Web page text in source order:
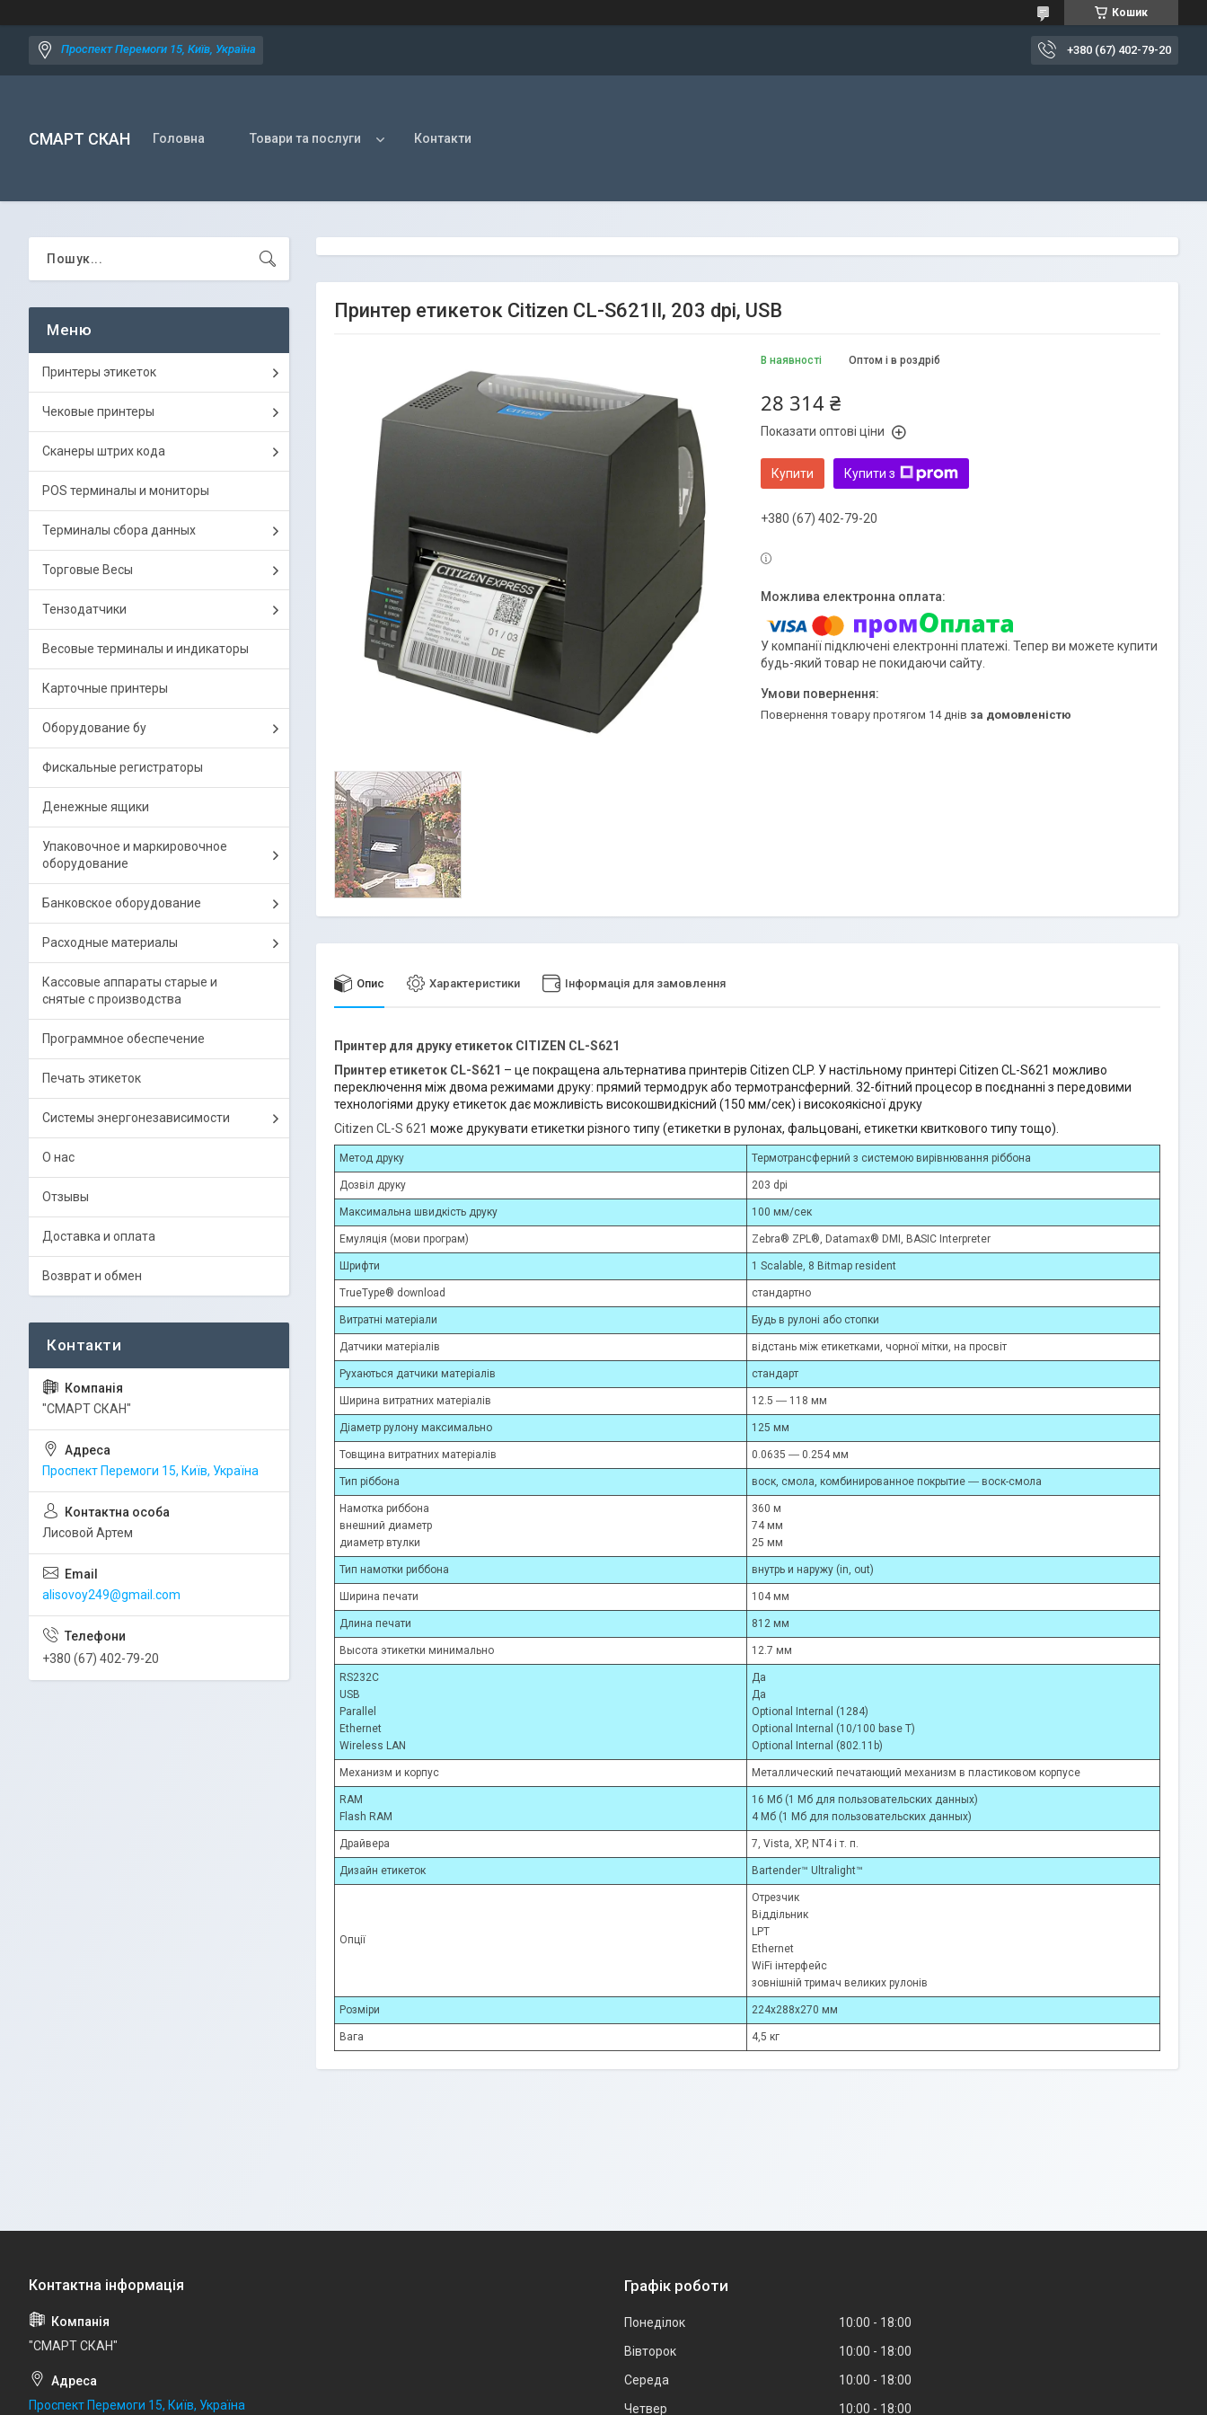
Кошик
Проспект Перемоги 15, Київ, Україна +380 (67) 402-79-20
СМАРТ СКАН Головна Товари та послуги Контакти
Принтер етикеток Citizen CL-S621II, 203 dpi, USB
В наявності Оптом і в роздріб
28 314 ₴
Показати оптові ціни
Купити Купити з
+380 (67) 402-79-20
У компанії підключені електронні платежі. Тепер ви можете купити
будь-який товар не покидаючи сайту.
повернення товару протягом 14 днів за домовленістю
Опис Характеристики Інформація для замовлення
Принтер для друку етикеток CITIZEN CL-S621
Принтер етикеток CL-S621 – це покращена альтернатива принтерів Citizen CLP. У настільному принтері Citizen CL-S621 можливо
переключення між двома режимами друку: прямий термодрук або термотрансферний. 32-бітний процесор в поєднанні з передовими
технологіями друку етикеток дає можливість високошвидкісний (150 мм/сек) і високоякісної друку
Citizen CL-S 621 може друкувати етикетки різного типу (етикетки в рулонах, фальцовані, етикетки квиткового типу тощо).
Метод друку Термотрансферний з системою вирівнювання ріббона
Дозвіл друку 203 dpi
Максимальна швидкість друку 100 мм/сек
Емуляція (мови програм) Zebra® ZPL®, Datamax® DMI, BASIC Interpreter
Шрифти 1 Scalable, 8 Bitmap resident
TrueType® download стандартно
Витратні матеріали Будь в рулоні або стопки
Датчики матеріалів відстань між етикетками, чорної мітки, на просвіт
Рухаються датчики матеріалів стандарт
Ширина витратних матеріалів 12.5 ― 118 мм
Діаметр рулону максимально 125 мм
Товщина витратних матеріалів 0.0635 ― 0.254 мм
Тип ріббона воск, смола, комбинированное покрытие ― воск-смола
Намотка риббона
внешний диаметр
диаметр втулки
360 м
74 мм
25 мм
Тип намотки риббона внутрь и наружу (in, out)
Ширина печати 104 мм
Длина печати 812 мм
Высота этикетки минимально 12.7 мм
RS232C
USB
Parallel
Ethernet
Wireless LAN
Да
Да
Optional Internal (1284)
Optional Internal (10/100 base T)
Optional Internal (802.11b)
Механизм и корпус Металлический печатающий механизм в пластиковом корпусе
RAM
Flash RAM
16 Мб (1 Mб для пользовательских данных)
4 Мб (1 Mб для пользовательских данных)
Драйвера 7, Vista, XP, NT4 і т. п.
Дизайн етикеток Bartender™ Ultralight™
Опції
Отрезчик
Віддільник
LPT
Ethernet
WiFi інтерфейс
зовнішній тримач великих рулонів
Розміри 224x288x270 мм
Вага 4,5 кг
Принтеры этикеток
Чековые принтеры
Сканеры штрих кода
POS терминалы и мониторы
Терминалы сбора данных
Торговые Весы
Тензодатчики
Весовые терминалы и индикаторы
Карточные принтеры
Оборудование бу
Фискальные регистраторы
Денежные ящики
Упаковочное и маркировочное
оборудование
Банковское оборудование
Расходные материалы
Кассовые аппараты старые и
снятые с производства
Программное обеспечение
Печать этикеток
Системы энергонезависимости
О нас
Отзывы
Доставка и оплата
Возврат и обмен
"СМАРТ СКАН"
Проспект Перемоги 15, Київ, Україна
Лисовой Артем
alisovoy249@gmail.com
+380 (67) 402-79-20
"СМАРТ СКАН"
Проспект Перемоги 15, Київ, Україна
Графік роботи
Понеділок 10:00
18:00
Вівторок
10:00
18:00
Середа
10:00
18:00
Четвер
10:00 18:00